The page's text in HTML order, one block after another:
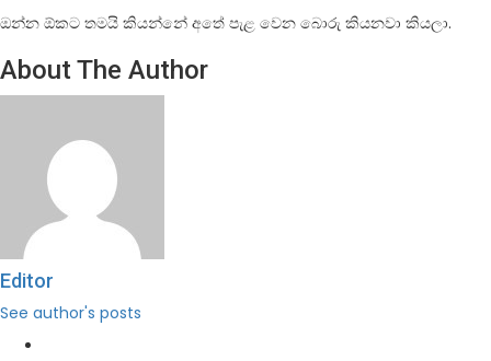
ඔන්න ඕකට තමයි කියන්නේ අතේ පැළ වෙන බොරු කියනවා කියලා.
About The Author
Editor
See author's posts